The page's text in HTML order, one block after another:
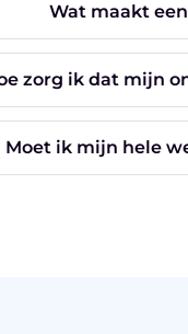
Wat maakt
zorg ik dat mijn
Moet ik mijn hele